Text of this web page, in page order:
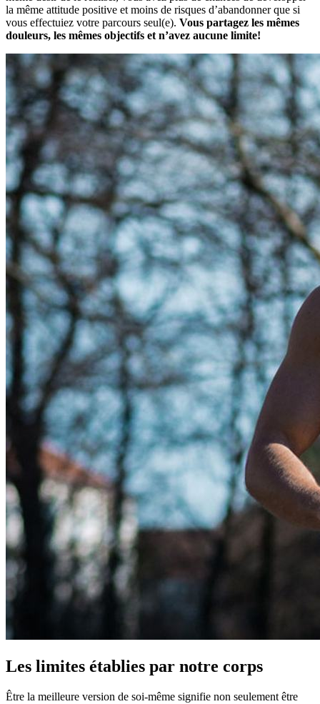
la même attitude positive et moins de risques d’abandonner que si
vous effectuiez votre parcours seul(e). Vous partagez les mêmes
douleurs, les mêmes objectifs et n’avez aucune limite!
Les limites établies par notre corps
Être la meilleure version de soi-même signifie non seulement être